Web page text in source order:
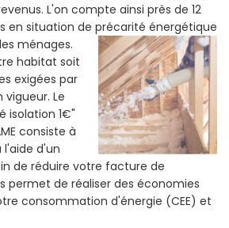
L'on compte ainsi près de 12
en situation de précarité énergétique
ménages.
habitat soit
exigées par
Le
isolation 1€"
consiste à
l'aide d'un
de réduire votre facture de
permet de réaliser des économies
consommation d'énergie (CEE) et